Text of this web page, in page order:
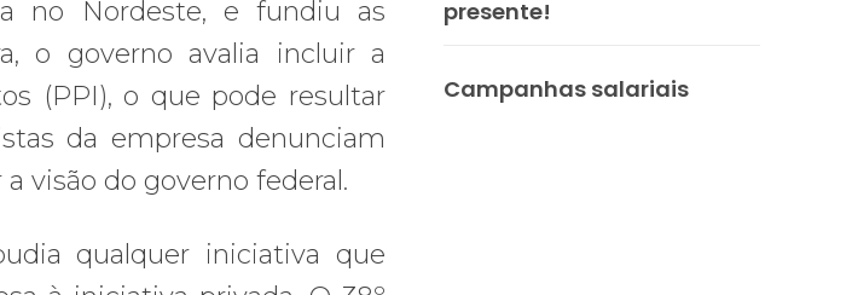
no Nordeste, e fundiu as
o governo avalia incluir a
(PPI), o que pode resultar
da empresa denunciam
visão do governo federal.
qualquer iniciativa que
presente!
Campanhas salariais